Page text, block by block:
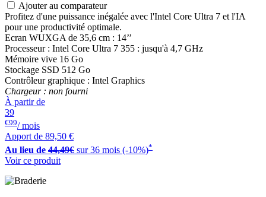
Ajouter au comparateur
Profitez d'une puissance inégalée avec l'Intel Core Ultra 7 et l'IA
pour une productivité optimale.
Ecran WUXGA de 35,6 cm : 14’’
Processeur : Intel Core Ultra 7 355 : jusqu'à 4,7 GHz
Mémoire vive 16 Go
Stockage SSD 512 Go
Contrôleur graphique : Intel Graphics
Chargeur : non fourni
À partir de
39
€99/ mois
Apport de 89,50 €
Au lieu de 44,49€ sur 36 mois (-10%)*
Voir ce produit